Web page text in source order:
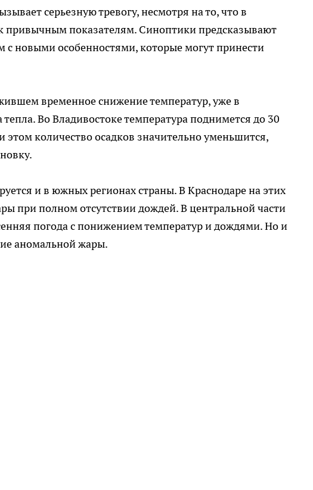
серьезную тревогу, несмотря на то, что в
привычным показателям. Синоптики предсказывают
новыми особенностями, которые могут принести
временное снижение температур, уже в
Во Владивостоке температура поднимется до 30
этом количество осадков значительно уменьшится,
и в южных регионах страны. В Краснодаре на этих
при полном отсутствии дождей. В центральной части
погода с понижением температур и дождями. Но и
аномальной жары.